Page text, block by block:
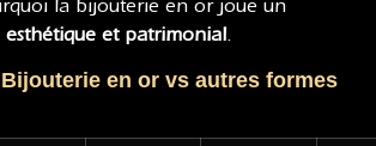
la bijouterie en or joue un
esthétique et patrimonial
en or vs autres formes